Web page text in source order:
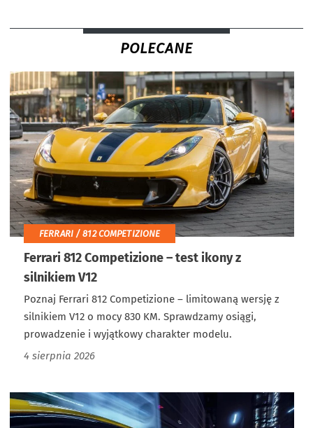
POLECANE
FERRARI / 812 COMPETIZIONE
Ferrari 812 Competizione – test ikony z
silnikiem V12
Poznaj Ferrari 812 Competizione – limitowaną wersję z
silnikiem V12 o mocy 830 KM. Sprawdzamy osiągi,
prowadzenie i wyjątkowy charakter modelu.
4 sierpnia 2026